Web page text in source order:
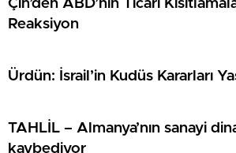
Çin’den ABD’nin Ticari
Reaksiyon
Ürdün: İsrail’in Kudüs Kararları
TAHLİL – Almanya’nın sanayi
kaybediyor